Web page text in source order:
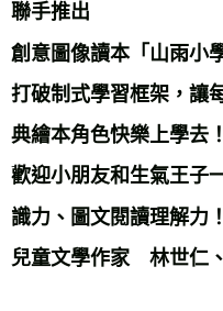
雜誌海外運費
數位商品海外免運
聯手推出
創意圖像讀本「山雨小
打破制式學習框架，讓
典繪本角色快樂上學去！
歡迎小朋友和生氣王子
識力、圖文閱讀理解力！
兒童文學作家　林世仁